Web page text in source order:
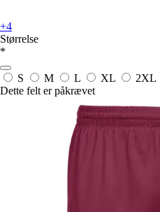
+4
Størrelse
*
S M L XL
2XL
Dette felt er påkrævet